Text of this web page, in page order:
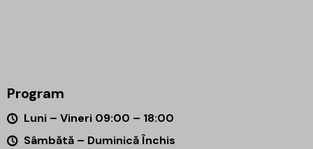
Program
Luni – Vineri 09:00 – 18:00
Sâmbătă – Duminică Închis